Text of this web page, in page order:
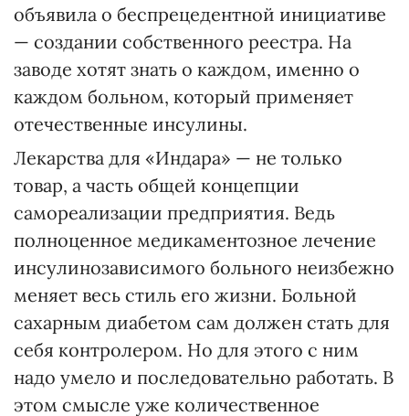
объявила о беспрецедентной инициативе
— создании собственного реестра. На
заводе хотят знать о каждом, именно о
каждом больном, который применяет
отечественные инсулины.
Лекарства для «Индара» — не только
товар, а часть общей концепции
самореализации предприятия. Ведь
полноценное медикаментозное лечение
инсулинозависимого больного неизбежно
меняет весь стиль его жизни. Больной
сахарным диабетом сам должен стать для
себя контролером. Но для этого с ним
надо умело и последовательно работать. В
этом смысле уже количественное